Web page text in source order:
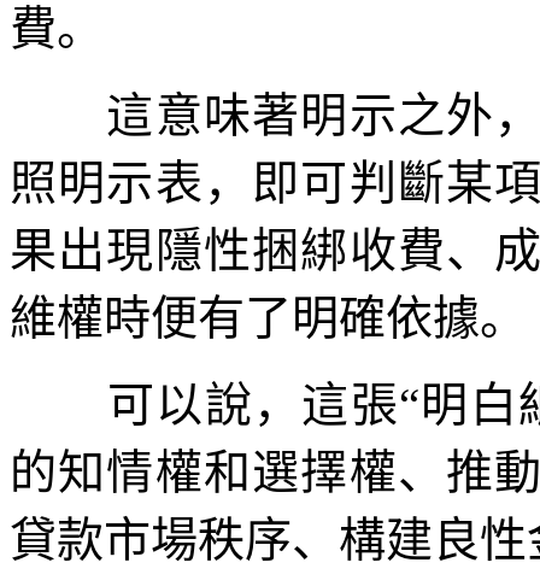
費。
這意味著明示之外，
照明示表，即可判斷某
果出現隱性捆綁收費、
維權時便有了明確依據。
可以說，這張“明白
的知情權和選擇權、推
貸款市場秩序、構建良